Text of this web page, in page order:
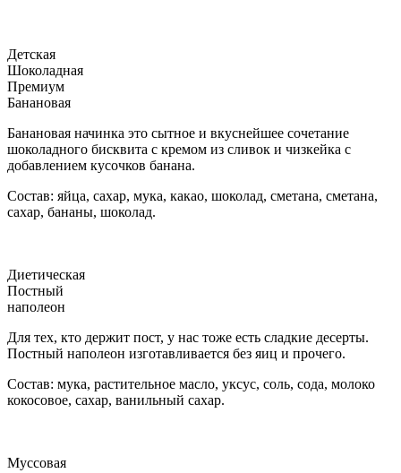
Детская
Шоколадная
Премиум
Банановая
Банановая начинка это сытное и вкуснейшее сочетание
шоколадного бисквита с кремом из сливок и чизкейка с
добавлением кусочков банана.
Состав: яйца, сахар, мука, какао, шоколад, сметана, сметана,
сахар, бананы, шоколад.
Диетическая
Постный
наполеон
Для тех, кто держит пост, у нас тоже есть сладкие десерты.
Постный наполеон изготавливается без яиц и прочего.
Состав: мука, растительное масло, уксус, соль, сода, молоко
кокосовое, сахар, ванильный сахар.
Муссовая